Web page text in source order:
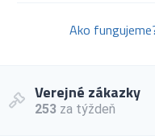
Ako
Verejné zákazky
253 za týždeň